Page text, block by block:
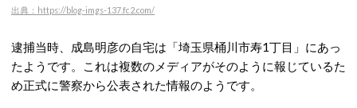
出典：https://blog-imgs-137.fc2.com/
逮捕当時、成島明彦の自宅は「埼玉県桶川市寿1丁目」にあっ
たようです。これは複数のメディアがそのように報じているた
め正式に警察から公表された情報のようです。